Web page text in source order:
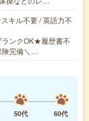
キル不要 / 英語力不
ンクOK★履歴書不
険完備＼…
50代
60代